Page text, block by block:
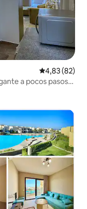
Calificación
4,83 (82)
a pocos pasos